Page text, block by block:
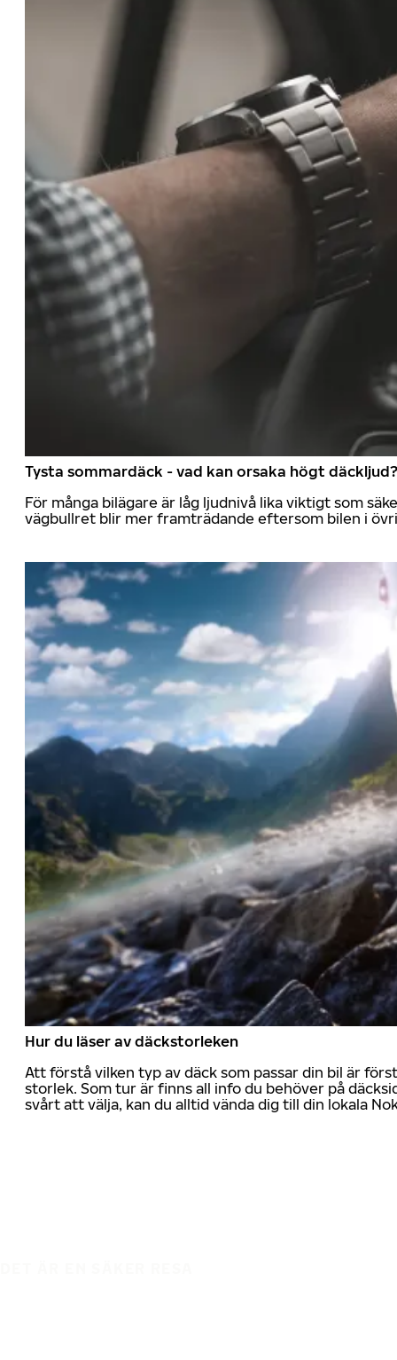
Tysta sommardäck - vad kan orsaka högt däckljud?
För många bilägare är låg ljudnivå lika viktigt som
vägbullret blir mer framträdande eftersom bilen i
Hur du läser av däckstorleken
Att förstå vilken typ av däck som passar din bil är
storlek. Som tur är finns all info du behöver på
svårt att välja, kan du alltid vända dig till din lokala